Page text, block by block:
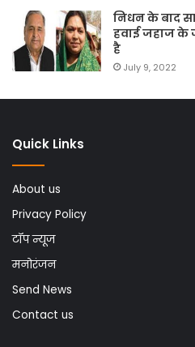
निधन के बाद
हवाई जहाज के
है
July 9, 2022
Quick Links
About us
Privacy Policy
टॉप न्यूज
मनोरंजन
Send News
Contact us